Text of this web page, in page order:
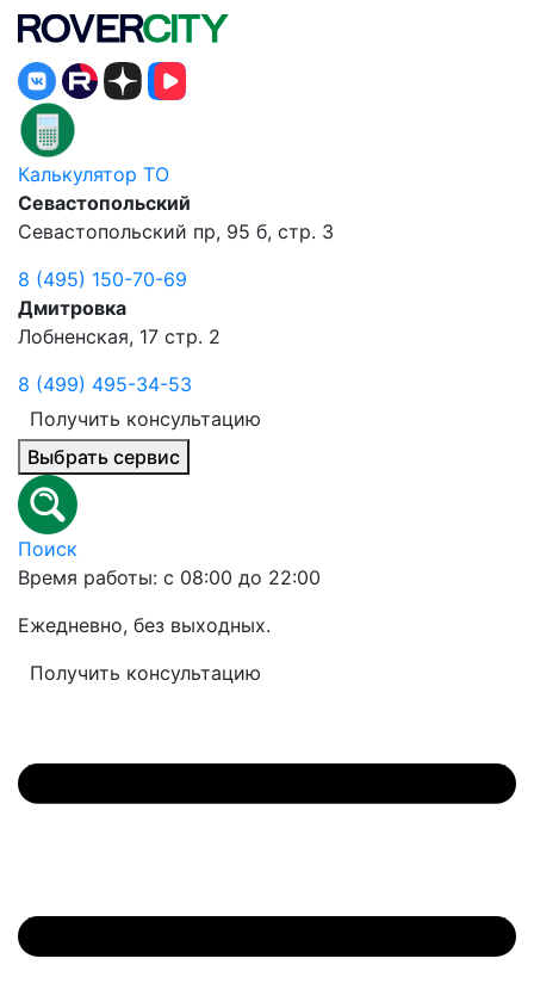
Калькулятор ТО
Севастопольский
Севастопольский пр, 95 б, стр. 3
8 (495) 150-70-69
Дмитровка
Лобненская, 17 стр. 2
8 (499) 495-34-53
Получить консультацию
Выбрать сервис
Поиск
Время работы: с 08:00 до 22:00
Ежедневно, без выходных.
Получить консультацию